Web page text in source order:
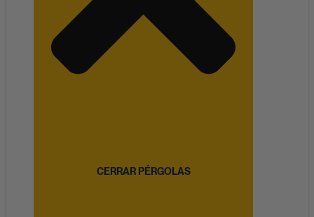
CERRAR PÉRGOLAS